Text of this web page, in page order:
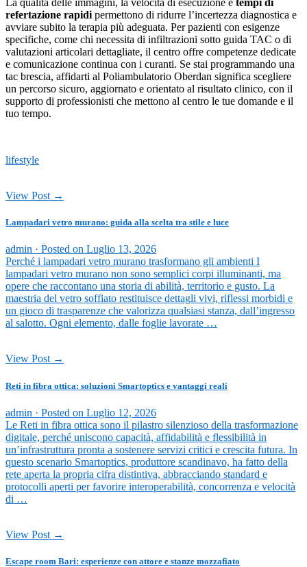
La qualità delle immagini, la velocità di esecuzione e tempi di
refertazione rapidi permettono di ridurre l’incertezza diagnostica e
avviare subito la terapia più adeguata. Per pazienti con esigenze
specifiche, come chi necessita di infiltrazioni sotto guida TAC o di
valutazioni articolari dettagliate, il centro offre competenze dedicate
e comunicazione continua con i curanti. Se stai programmando una
tac brescia, affidarti al Poliambulatorio Oberdan significa scegliere
un percorso sicuro, aggiornato e orientato al risultato clinico, con il
supporto di professionisti che mettono al centro le tue domande e il
tuo tempo.
lifestyle
View Post →
Lampadari vetro murano: guida alla scelta tra stile e luce
admin · Posted on Luglio 13, 2026
Perché i lampadari vetro murano trasformano gli ambienti I
lampadari vetro murano non sono semplici corpi illuminanti, ma
opere che raccontano una storia di abilità, territorio e gusto. La
maestria del vetro soffiato restituisce dettagli vivi, riflessi morbidi e
un gioco di trasparenze che valorizza qualsiasi stanza, dall’ingresso
al salotto. Ogni elemento, dalle foglie lavorate …
View Post →
Reti in fibra ottica: soluzioni Smartoptics e vantaggi reali
admin · Posted on Luglio 12, 2026
Le Reti in fibra ottica sono il pilastro silenzioso della trasformazione
digitale, perché uniscono capacità, affidabilità e flessibilità in
un’infrastruttura pronta a sostenere servizi critici e crescita futura. In
questo scenario Smartoptics, produttore scandinavo, ha fatto della
rete aperta la propria cifra distintiva, abbracciando standard e
protocolli aperti per favorire interoperabilità, concorrenza e velocità
di …
View Post →
Escape room Bari: esperienze con attore e stanze mozzafiato